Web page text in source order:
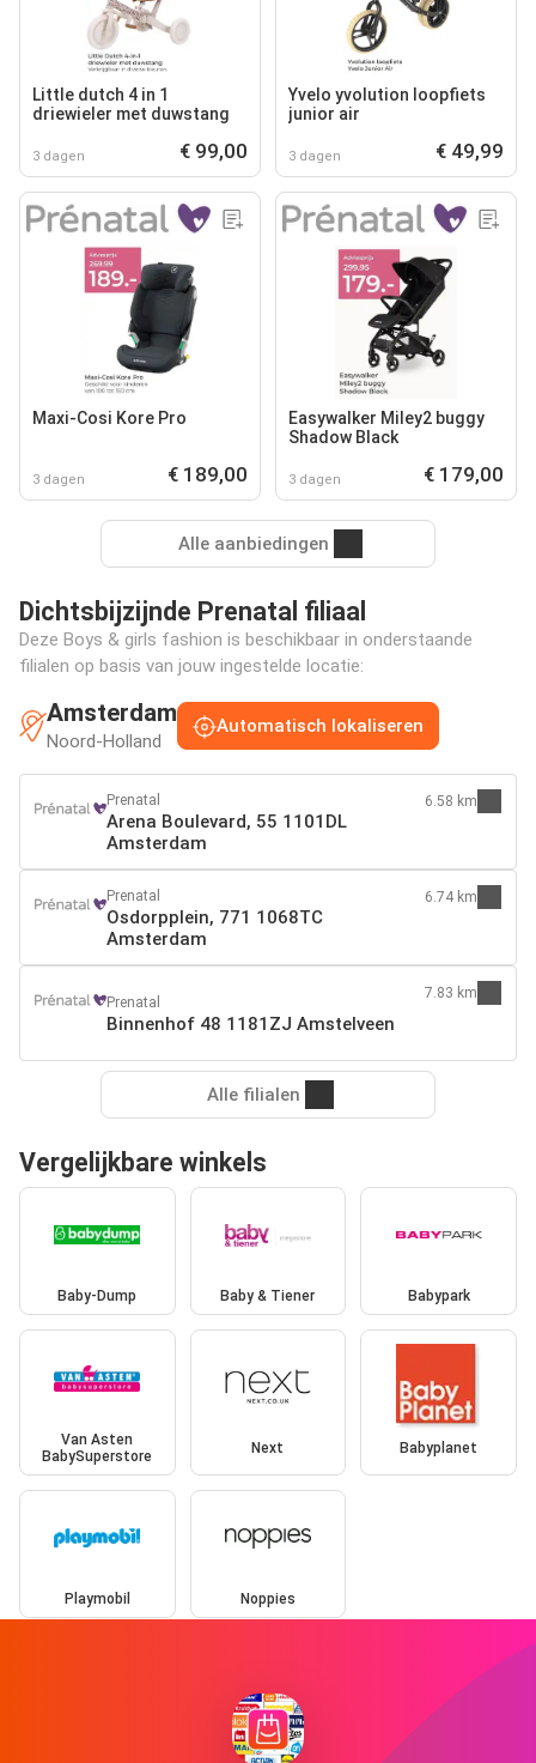
Little dutch 4 in 1
driewieler met duwstang
3 dagen € 99,00
Yvelo yvolution loopfiets
junior air
3 dagen € 49,99
Maxi-Cosi Kore Pro
3 dagen € 189,00
Easywalker Miley2 buggy
Shadow Black
3 dagen € 179,00
Alle aanbiedingen
Dichtsbijzijnde Prenatal filiaal
Deze Boys & girls fashion is beschikbaar in onderstaande
filialen op basis van jouw ingestelde locatie:
Amsterdam
Noord-Holland
Automatisch lokaliseren
Prenatal
Arena Boulevard, 55 1101DL
Amsterdam
6.58 km
Prenatal
Osdorpplein, 771 1068TC
Amsterdam
6.74 km
Prenatal
Binnenhof 48 1181ZJ Amstelveen
7.83 km
Alle filialen
Vergelijkbare winkels
Baby-Dump Baby & Tiener Babypark
Van Asten
BabySuperstore
Next Babyplanet
Playmobil Noppies